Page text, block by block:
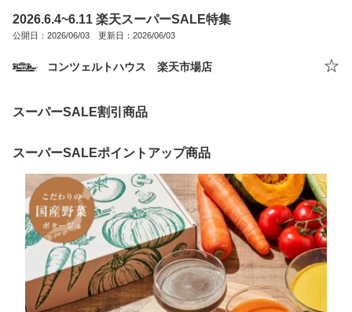
2026.6.4~6.11 楽天スーパーSALE特集
公開日：2026/06/03 更新日：2026/06/03
コンツェルトハウス 楽天市場店
スーパーSALE割引商品
スーパーSALEポイントアップ商品